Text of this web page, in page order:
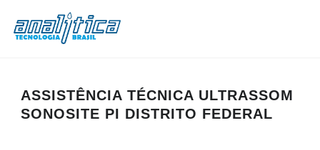
ASSISTÊNCIA TÉCNICA ULTRASSOM
SONOSITE PI DISTRITO FEDERAL